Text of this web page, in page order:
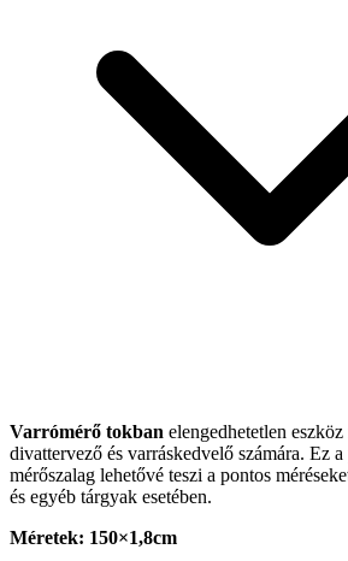
Varrómérő tokban elengedhetetlen
divattervező és varráskedvelő számára. Ez
mérőszalag lehetővé teszi a pontos
és egyéb tárgyak esetében.
Méretek: 150×1,8cm